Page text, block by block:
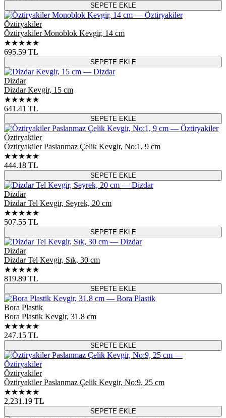
SEPETE EKLE
Öztiryakiler
Öztiryakiler Monoblok Kevgir, 14 cm
★★★★★
695.59 TL
SEPETE EKLE
Dizdar
Dizdar Kevgir, 15 cm
★★★★★
641.41 TL
SEPETE EKLE
Öztiryakiler
Öztiryakiler Paslanmaz Çelik Kevgir, No:1, 9 cm
★★★★★
444.18 TL
SEPETE EKLE
Dizdar
Dizdar Tel Kevgir, Seyrek, 20 cm
★★★★★
507.55 TL
SEPETE EKLE
Dizdar
Dizdar Tel Kevgir, Sık, 30 cm
★★★★★
819.89 TL
SEPETE EKLE
Bora Plastik
Bora Plastik Kevgir, 31.8 cm
★★★★★
247.15 TL
SEPETE EKLE
Öztiryakiler
Öztiryakiler Paslanmaz Çelik Kevgir, No:9, 25 cm
★★★★★
2,231.19 TL
SEPETE EKLE